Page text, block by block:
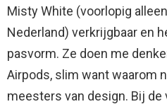
Misty White (voorlopig
Nederland) verkrijgbaar en
pasvorm. Ze doen me
Airpods, slim want waarom
meesters van design. Bij